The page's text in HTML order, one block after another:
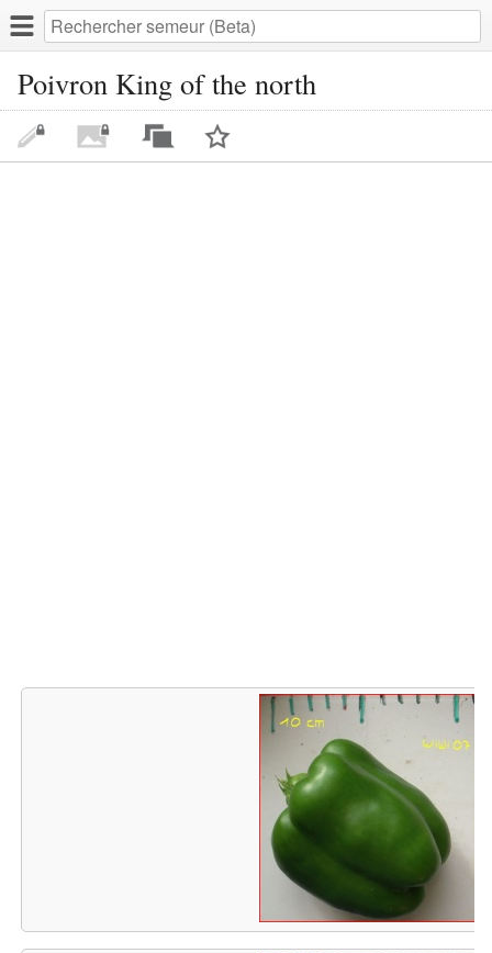
Poivron King of the north